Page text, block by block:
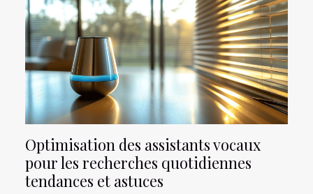
Optimisation des assistants vocaux
pour les recherches quotidiennes
tendances et astuces